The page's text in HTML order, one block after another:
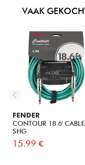
VAAK
FENDER
CONTOUR 18.6' CABLE,
SHG
15.99 €